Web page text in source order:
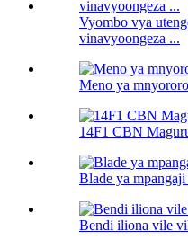
Vyombo vya
vinavyoongeza ...
Meno ya
14F1 CBN
Blade ya
Bendi iliona vile